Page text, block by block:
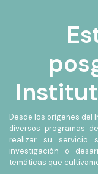
Desde los orígenes del
diversos programas
realizar su servicio
investigación o
temáticas que